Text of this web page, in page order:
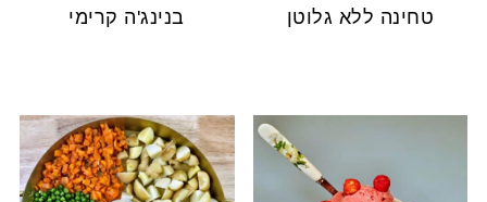
טחינה ללא גלוטן
בנינג'ה קרימי